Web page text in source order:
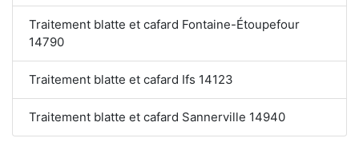
Traitement blatte et cafard Fontaine-Étoupefour
14790
Traitement blatte et cafard Ifs 14123
Traitement blatte et cafard Sannerville 14940